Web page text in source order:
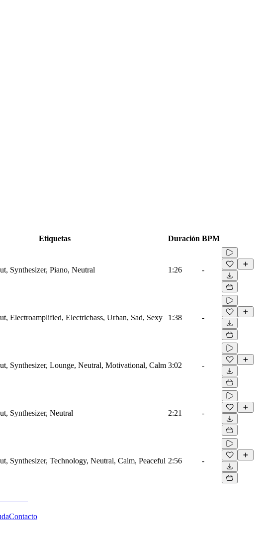
Etiquetas Duración BPM
Synthesizer, Piano, Neutral 1:26 -
Electroamplified, Electricbass, Urban, Sad, Sexy 1:38 -
Synthesizer, Lounge, Neutral, Motivational, Calm 3:02 -
Synthesizer, Neutral 2:21 -
Synthesizer, Technology, Neutral, Calm, Peaceful 2:56 -
Contacto